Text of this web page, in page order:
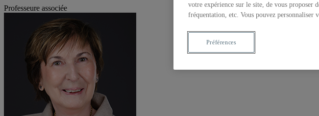
Professeure associée
votre expérience sur le site, de vous proposer
fréquentation, etc. Vous pouvez personnaliser
Préférences